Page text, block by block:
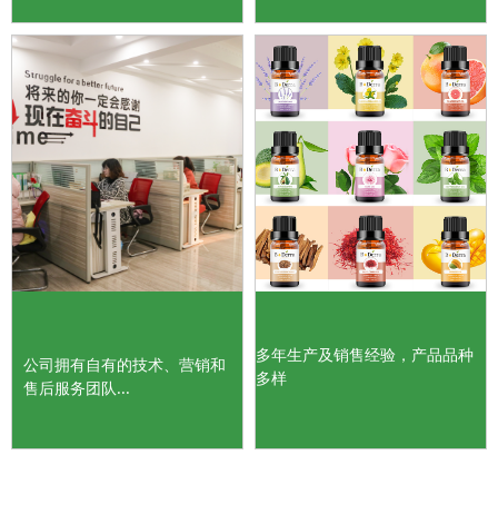
多年生产及销售经验，产品品种
多样
公司拥有自有的技术、营销和
售后服务团队...